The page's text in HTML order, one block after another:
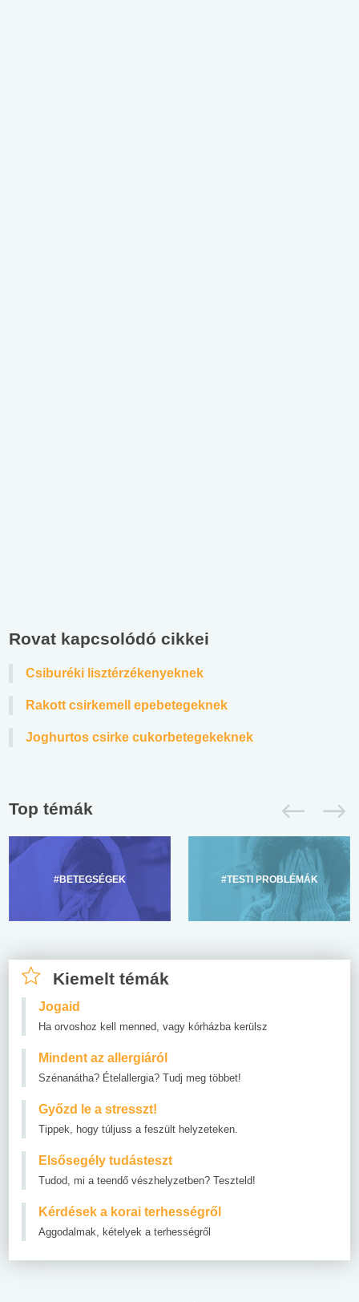
Rovat kapcsolódó cikkei
Csiburéki lisztérzékenyeknek
Rakott csirkemell epebetegeknek
Joghurtos csirke cukorbetegekeknek
Top témák
#BETEGSÉGEK #TESTI PROBLÉMÁK
Kiemelt témák
Jogaid
Ha orvoshoz kell menned, vagy kórházba kerülsz
Mindent az allergiáról
Szénanátha? Ételallergia? Tudj meg többet!
Győzd le a stresszt!
Tippek, hogy túljuss a feszült helyzeteken.
Elsősegély tudásteszt
Tudod, mi a teendő vészhelyzetben? Teszteld!
Kérdések a korai terhességről
Aggodalmak, kételyek a terhességről